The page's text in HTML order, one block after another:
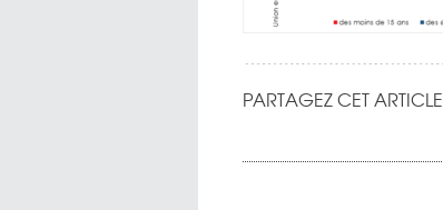
PARTAGEZ CET ARTICLE